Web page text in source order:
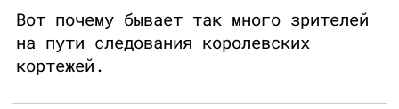
Вот почему бывает так много зрителей
на пути следования королевских
кортежей.